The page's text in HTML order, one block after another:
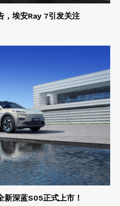
，埃安Ray 7引发关注
深蓝S05正式上市！